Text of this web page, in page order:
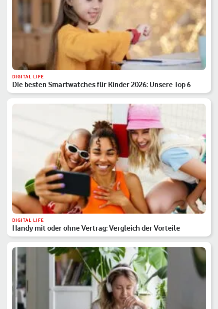
DIGITAL LIFE
Die besten Smartwatches für Kinder 2026: Unsere Top 6
DIGITAL LIFE
Handy mit oder ohne Vertrag: Vergleich der Vorteile